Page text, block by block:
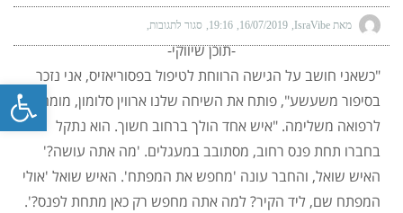
מאת IsraVibe 16/07/2019
19:16 סגור לתגובות
-תוכן שיווקי-
"כשאני חושב על הגישה הרווחת לטיפול בפסוריאזיס, אני נזכר
בסיפור משעשע", פותח את השיחה שלנו ארווין סלומון, מומחה
לרפואה משלימה. "איש אחד הולך ברחוב חשוך. הוא נתקל
בחברו תחת פנס רחוב, מסתובב במעגלים. 'מה אתה עושה?'
האיש שואל, והחבר עונה 'מחפש את המפתח'. האיש שואל 'אולי
המפתח שם, ליד הקיר? למה אתה מחפש רק כאן מתחת לפנס?'.
פתח